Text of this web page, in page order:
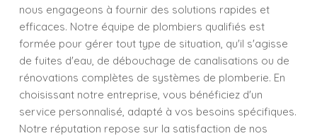
nous engageons à fournir des solutions rapides et
efficaces. Notre équipe de plombiers qualifiés est
formée pour gérer tout type de situation, qu'il s'agisse
de fuites d'eau, de débouchage de canalisations ou de
rénovations complètes de systèmes de plomberie. En
choisissant notre entreprise, vous bénéficiez d'un
service personnalisé, adapté à vos besoins spécifiques.
Notre réputation repose sur la satisfaction de nos